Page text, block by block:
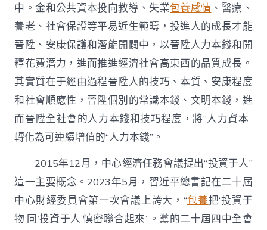
中。金和公共資本投向教導、失業包養感情 、醫療、
養老、社會保證等平易近生範疇，投進人的成長才能
晉陞、安康保護和潛能開闢中，以晉陞人力本錢和開
釋花費潛力，進而推進經濟社會高東西的品質成長。
其實質在于經由過程晉陞人的技巧、本質、安康程度
和社會順應性，晉陞個別的常識本錢、文明本錢，進
而晉陞全社會的人力本錢和技巧程度，將“人力資本”
轉化為可連續增值的“人力本錢”。
2015年12月，中心經濟任務會議提出“投資于人”
這一主要概念。2023年5月，習近平總書記在二十屆
中心財經委員會第一次會議上誇大，“包養把‘投資于
物’同‘投資于人’慎密聯合起來”。黨的二十屆四中全會